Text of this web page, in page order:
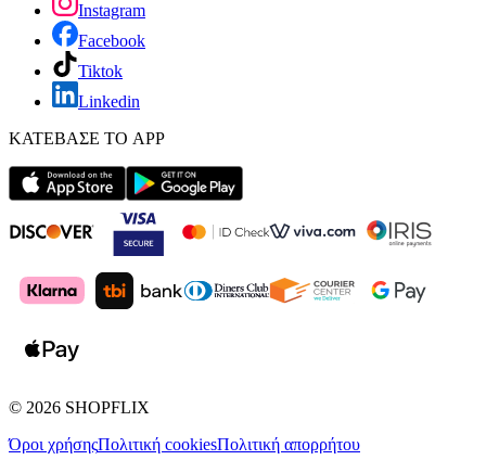
Instagram
Facebook
Tiktok
Linkedin
ΚΑΤΕΒΑΣΕ ΤΟ APP
© 2026 SHOPFLIX
Όροι χρήσηςΠολιτική cookiesΠολιτική απορρήτου